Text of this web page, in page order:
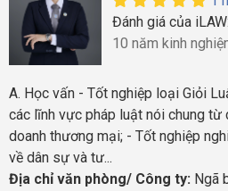
Đánh giá của iLAW:
10 năm kinh
A. Học vấn - Tốt nghiệp loại Giỏi
các lĩnh vực pháp luật nói chung từ
doanh thương mại; - Tốt nghiệp
về dân sự và tư...
Địa chỉ văn phòng/ Công ty: Ngã